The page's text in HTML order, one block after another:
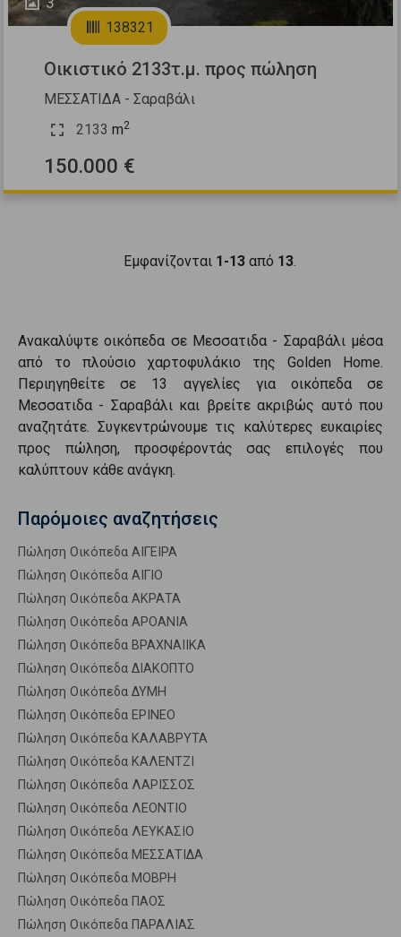
138321
Οικιστικό 2133τ.μ. προς πώληση
ΜΕΣΣΑΤΙΔΑ - Σαραβάλι
2133 m2
150.000 €
Εμφανίζονται 1-13από 13.
Ανακαλύψτεοικόπεδα σε Μεσσατιδα - Σαραβάλιμέσα
από το πλούσιο χαρτοφυλάκιο της Golden Home.
Περιηγηθείτε σε 13 αγγελίες για οικόπεδασε
Μεσσατιδα - Σαραβάλικαι βρείτε ακριβώς αυτό που
αναζητάτε. Συγκεντρώνουμε τις καλύτερες ευκαιρίες
προς πώληση, προσφέροντάς σας επιλογές που
καλύπτουν κάθε ανάγκη.
Παρόμοιες αναζητήσεις
Πώληση Οικόπεδα ΑΙΓΕΙΡΑ
Πώληση Οικόπεδα ΑΙΓΙΟ
Πώληση Οικόπεδα ΑΚΡΑΤΑ
Πώληση Οικόπεδα ΑΡΟΑΝΙΑ
Πώληση Οικόπεδα ΒΡΑΧΝΑΙΙΚΑ
Πώληση Οικόπεδα ΔΙΑΚΟΠΤΟ
Πώληση Οικόπεδα ΔΥΜΗ
Πώληση Οικόπεδα ΕΡΙΝΕΟ
Πώληση Οικόπεδα ΚΑΛΑΒΡΥΤΑ
Πώληση Οικόπεδα ΚΑΛΕΝΤΖΙ
Πώληση Οικόπεδα ΛΑΡΙΣΣΟΣ
Πώληση Οικόπεδα ΛΕΟΝΤΙΟ
Πώληση Οικόπεδα ΛΕΥΚΑΣΙΟ
Πώληση Οικόπεδα ΜΕΣΣΑΤΙΔΑ
Πώληση Οικόπεδα ΜΟΒΡΗ
Πώληση Οικόπεδα ΠΑΟΣ
Πώληση Οικόπεδα ΠΑΡΑΛΙΑΣ